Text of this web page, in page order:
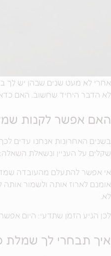
אחרי לא מעט שנים שבהן יש לך
לא הדבר היחיד שחשוב. האם
האם אפשר לקנות
בשנים האחרונות אנחנו עדים
שקלים על העניין ונשאלת
אי אפשר להתעלם מהעובדה
אומנם לארוז אותה ולשמור
לא.
לכן הגיע הזמן שתדעי: היום
איך תבחרי לך שמלת